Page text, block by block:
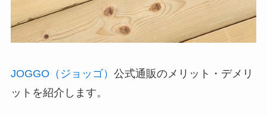
JOGGO（ジョッゴ） 公式通販のメリット・デメリ
ットを紹介します。